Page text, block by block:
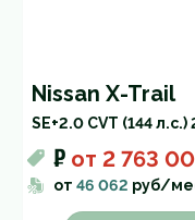
Nissan X-Trail
SE+2.0 CVT (144 л.с.)
₽ от 2 763
от 46 062 руб/